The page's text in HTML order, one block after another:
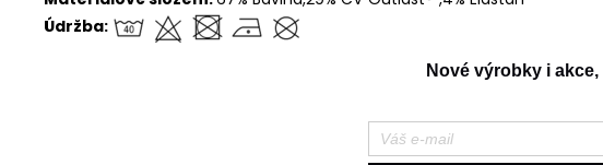
Údržba:
Nové výrobky i